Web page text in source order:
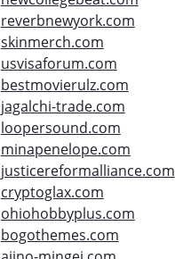
reverbnewyork.com
skinmerch.com
usvisaforum.com
bestmovierulz.com
jagalchi-trade.com
loopersound.com
minapenelope.com
justicereformalliance.com
cryptoglax.com
ohiohobbyplus.com
bogothemes.com